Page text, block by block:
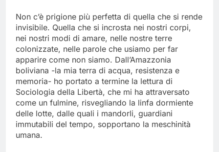
Non c’è prigione più perfetta di quella che si rende
invisibile. Quella che si incrosta nei nostri corpi,
nei nostri modi di amare, nelle nostre terre
colonizzate, nelle parole che usiamo per far
apparire come non siamo. Dall’Amazzonia
boliviana -la mia terra di acqua, resistenza e
memoria- ho portato a termine la lettura di
Sociologia della Libertà, che mi ha attraversato
come un fulmine, risvegliando la linfa dormiente
delle lotte, dalle quali i mandorli, guardiani
immutabili del tempo, sopportano la meschinità
umana.